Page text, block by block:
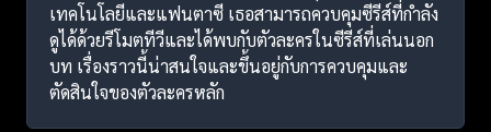
เทคโนโลยีและแฟนตาซี เธอสามารถควบคุมซีรีส์ที่กำลัง
ดูได้ด้วยรีโมตทีวีและได้พบกับตัวละครในซีรีส์ที่เล่นนอก
บท เรื่องราวนี้น่าสนใจและขึ้นอยู่กับการควบคุมและ
ตัดสินใจของตัวละครหลัก